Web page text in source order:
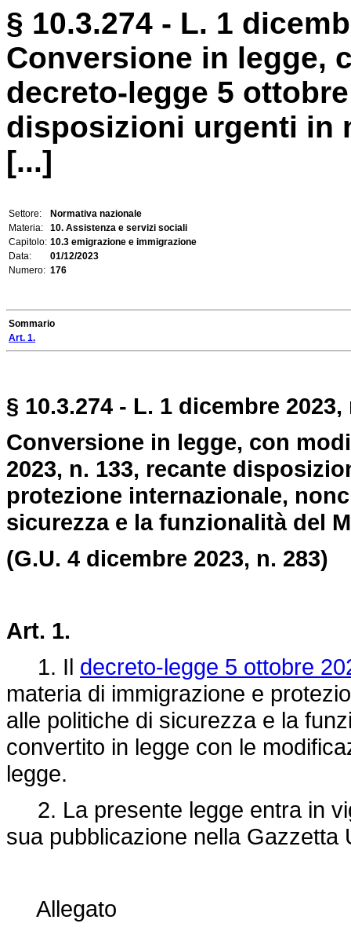
§ 10.3.274 - L. 1
Conversione in legge,
decreto-legge 5
disposizioni urgenti in
[...]
Settore:
Normativa nazionale
Materia:
10. Assistenza e servizi sociali
Capitolo: 10.3 emigrazione e immigrazione
Data:
01/12/2023
Numero: 176
Sommario
Art. 1.
§ 10.3.274 - L. 1 dicembre 2023,
Conversione in legge, con
2023, n. 133, recante
protezione internazionale,
sicurezza e la funzionalità del
(G.U. 4 dicembre 2023, n. 283)
Art. 1.
1. Il decreto-legge 5 ottobre
materia di immigrazione e
alle politiche di sicurezza e la
convertito in legge con le
legge.
2. La presente legge entra in
sua pubblicazione nella Gazzetta
Allegato